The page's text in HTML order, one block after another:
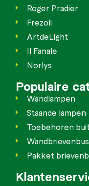
Roger Pradier
Frezoli
ArtdeLight
Il Fanale
Norlys
Populaire
Wandlampen
Staande lampen
Toebehoren
Pakket